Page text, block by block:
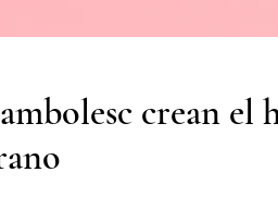
crean el